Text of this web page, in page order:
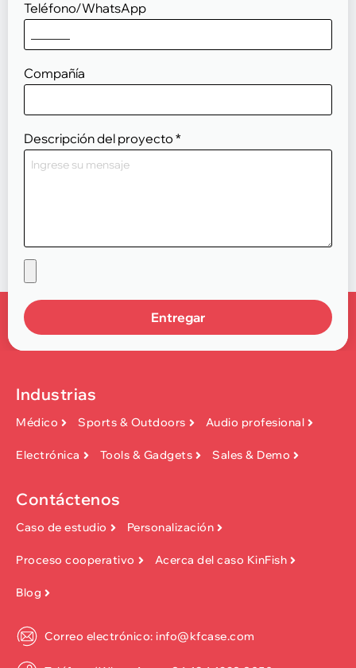
Teléfono/WhatsApp
Compañía
Descripción del proyecto *
Entregar
Industrias
Médico Sports & Outdoors Audio profesional
Electrónica Tools & Gadgets Sales & Demo
Contáctenos
Caso de estudio Personalización
Proceso cooperativo Acerca del caso KinFish
Blog
Correo electrónico: info@kfcase.com